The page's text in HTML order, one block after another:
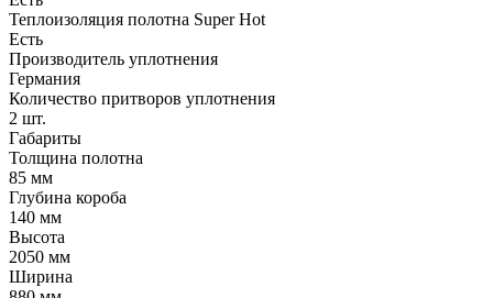
Теплоизоляция полотна Super Нot
Есть
Производитель уплотнения
Германия
Количество притворов уплотнения
2 шт.
Габариты
Толщина полотна
85 мм
Глубина короба
140 мм
Высота
2050 мм
Ширина